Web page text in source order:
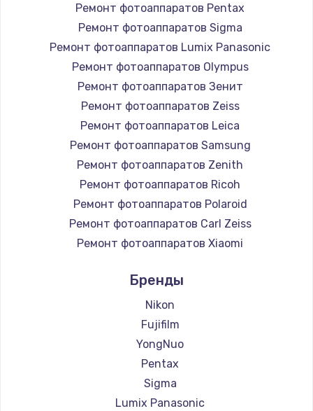
Ремонт фотоаппаратов Pentax
Ремонт фотоаппаратов Sigma
Ремонт фотоаппаратов Lumix Panasonic
Ремонт фотоаппаратов Olympus
Ремонт фотоаппаратов Зенит
Ремонт фотоаппаратов Zeiss
Ремонт фотоаппаратов Leica
Ремонт фотоаппаратов Samsung
Ремонт фотоаппаратов Zenith
Ремонт фотоаппаратов Ricoh
Ремонт фотоаппаратов Polaroid
Ремонт фотоаппаратов Carl Zeiss
Ремонт фотоаппаратов Xiaomi
Ремонт фотоаппаратов Kodak
Ремонт фотоаппаратов Blackmagic
Бренды
Nikon
Fujifilm
YongNuo
Pentax
Sigma
Lumix Panasonic